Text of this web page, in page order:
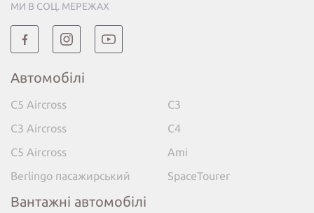
МИ В СОЦ. МЕРЕЖАХ
Автомобілі
C5 Aircross
C3
C3 Aircross
C4
C5 Aircross
Ami
Berlingo пасажирський
SpaceTourer
Вантажні автомобілі